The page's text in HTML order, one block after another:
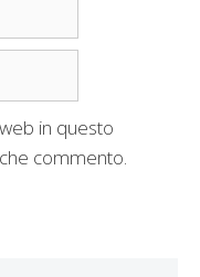
in questo
commento.